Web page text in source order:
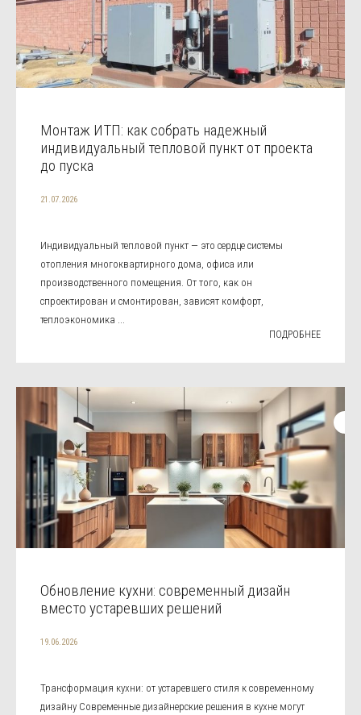
Монтаж ИТП: как собрать надежный
индивидуальный тепловой пункт от проекта
до пуска
21.07.2026
Индивидуальный тепловой пункт — это сердце системы
отопления многоквартирного дома, офиса или
производственного помещения. От того, как он
спроектирован и смонтирован, зависят комфорт,
теплоэкономика ...
ПОДРОБНЕЕ
Обновление кухни: современный дизайн
вместо устаревших решений
19.06.2026
Трансформация кухни: от устаревшего стиля к современному
дизайну Современные дизайнерские решения в кухне могут